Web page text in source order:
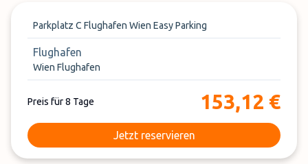
Parkplatz C Flughafen Wien Easy Parking
Flughafen
Wien Flughafen
Preis für 8 Tage 153,12 €
Jetzt reservieren